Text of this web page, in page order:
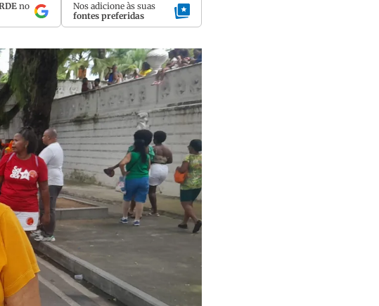
no
Nos adicione às suas
fontes preferidas